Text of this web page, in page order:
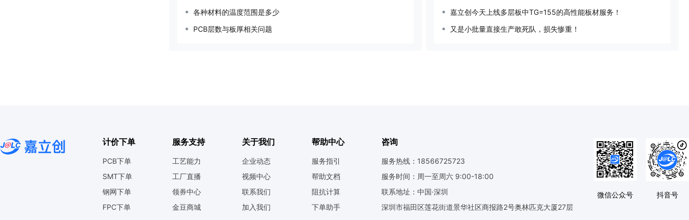
各种材料的温度范围是多少
PCB层数与板厚相关问题
嘉立创今天上线多层板中TG=155的高性能板材服务！
又是小批量直接生产敢死队，损失惨重！
计价下单
PCB下单
SMT下单
钢网下单
FPC下单
服务支持
工艺能力
工厂直播
领券中心
金豆商城
关于我们
企业动态
视频中心
联系我们
加入我们
帮助中心
服务指引
帮助文档
阻抗计算
下单助手
咨询
服务热线：18566725723
服务时间：周一至周六 9:00-18:00
联系地址：中国·深圳
深圳市福田区莲花街道景华社区商报路2号奥林匹克大厦27层
微信公众号 抖音号